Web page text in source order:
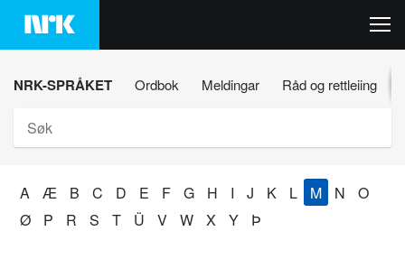
Hopp
innhaldet
NRK-SPRÅKET Ordbok Meldingar Råd og rettleiing
A Æ B C D E F G H I J K L M N
O
Ø
P R S T Ü V W X Y Þ